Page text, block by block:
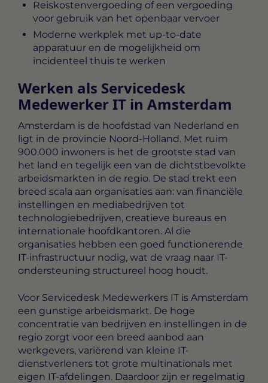
Reiskostenvergoeding of een vergoeding
voor gebruik van het openbaar vervoer
Moderne werkplek met up-to-date
apparatuur en de mogelijkheid om
incidenteel thuis te werken
Werken als Servicedesk
Medewerker IT in Amsterdam
Amsterdam is de hoofdstad van Nederland en
ligt in de provincie Noord-Holland. Met ruim
900.000 inwoners is het de grootste stad van
het land en tegelijk een van de dichtstbevolkte
arbeidsmarkten in de regio. De stad trekt een
breed scala aan organisaties aan: van financiële
instellingen en mediabedrijven tot
technologiebedrijven, creatieve bureaus en
internationale hoofdkantoren. Al die
organisaties hebben een goed functionerende
IT-infrastructuur nodig, wat de vraag naar IT-
ondersteuning structureel hoog houdt.
Voor Servicedesk Medewerkers IT is Amsterdam
een gunstige arbeidsmarkt. De hoge
concentratie van bedrijven en instellingen in de
regio zorgt voor een breed aanbod aan
werkgevers, variërend van kleine IT-
dienstverleners tot grote multinationals met
eigen IT-afdelingen. Daardoor zijn er regelmatig